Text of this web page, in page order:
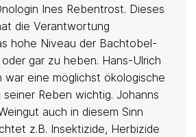
Ines Rebentrost. Dieses
die Verantwortung
hohe Niveau der Bachtobel-
gar zu heben. Hans-Ulrich
war eine möglichst ökologische
Reben wichtig. Johanns
auch in diesem Sinn
z.B. Insektizide, Herbizide